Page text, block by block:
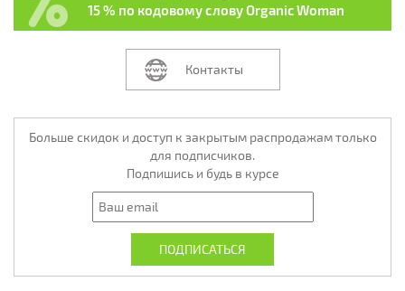
15 % по кодовому слову Organic Woman
Контакты
Больше скидок и доступ к закрытым распродажам только
для подписчиков.
Подпишись и будь в курсе